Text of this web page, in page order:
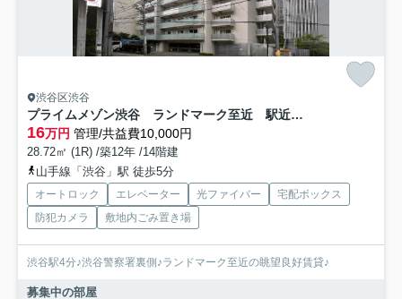
渋谷区渋谷
プライムメゾン渋谷 ランドマーク至近 駅近 駐車場有
16万円 管理/共益費10,000円
28.72㎡ (1R) /築12年 /14階建
山手線「渋谷」駅 徒歩5分
オートロック エレベーター 光ファイバー
宅配ボックス
防犯カメラ
敷地内ごみ置き場
渋谷駅4分♪渋谷警察署裏側♪ランドマーク至近の眺望良好賃貸♪
募集中の部屋